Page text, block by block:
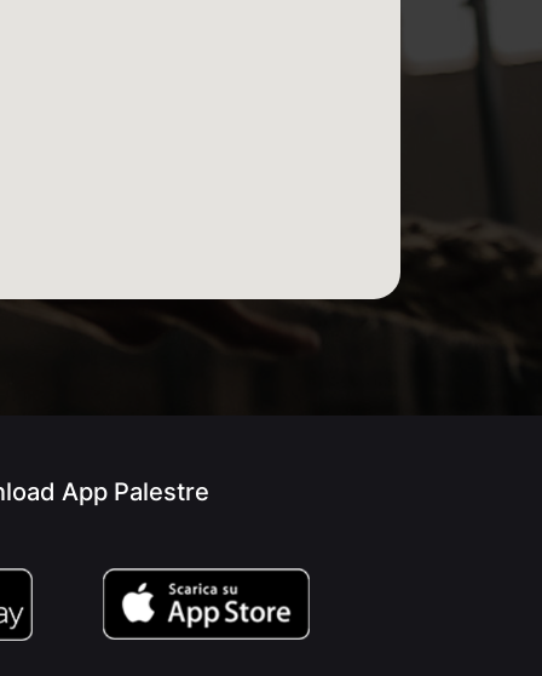
App Palestre